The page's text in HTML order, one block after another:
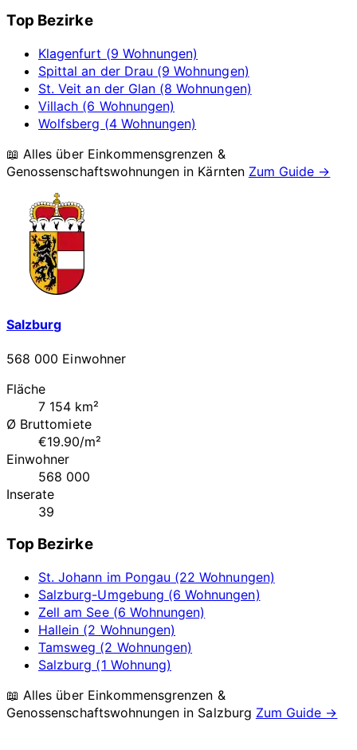
Top Bezirke
Klagenfurt (9 Wohnungen)
Spittal an der Drau (9 Wohnungen)
St. Veit an der Glan (8 Wohnungen)
Villach (6 Wohnungen)
Wolfsberg (4 Wohnungen)
📖 Alles über Einkommensgrenzen &
Genossenschaftswohnungen in Kärnten Zum Guide →
Salzburg
568 000 Einwohner
Fläche
7 154 km²
Ø Bruttomiete
€19.90/m²
Einwohner
568 000
Inserate
39
Top Bezirke
St. Johann im Pongau (22 Wohnungen)
Salzburg-Umgebung (6 Wohnungen)
Zell am See (6 Wohnungen)
Hallein (2 Wohnungen)
Tamsweg (2 Wohnungen)
Salzburg (1 Wohnung)
📖 Alles über Einkommensgrenzen &
Genossenschaftswohnungen in Salzburg Zum Guide →